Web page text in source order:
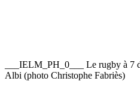
___IELM_PH_0___ Le rugby à 7
Albi (photo Christophe Fabriès)